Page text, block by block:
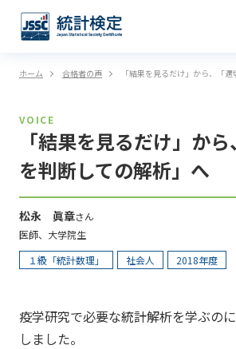
ホーム 合格者の声 「結果を見るだけ」から、「
VOICE
「結果を見るだけ」か
を判断しての解析」へ
松永 眞章さん
医師、大学院生
１級「統計数理」
社会人 2018年度
疫学研究で必要な統計解析を学ぶの
しました。